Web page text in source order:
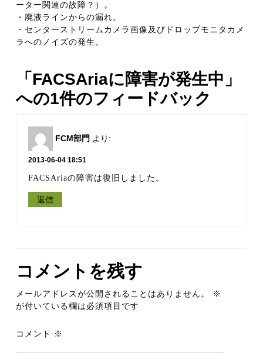
ーター関連の故障？）。
・廃液ラインからの漏れ。
・センターストリームカメラ画像及びドロップモニタカメ
ラへのノイズの発生。
「FACSAriaに障害が発生中」
への1件のフィードバック
FCM部門 より:
2013-06-04 18:51
FACSAriaの障害は復旧しました。
返信
コメントを残す
メールアドレスが公開されることはありません。
※
が付いている欄は必須項目です
コメント ※